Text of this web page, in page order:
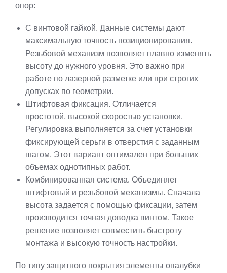
опор:
С винтовой гайкой. Данные системы дают
максимальную точность позиционирования.
Резьбовой механизм позволяет плавно изменять
высоту до нужного уровня. Это важно при
работе по лазерной разметке или при строгих
допусках по геометрии.
Штифтовая фиксация. Отличается
простотой, высокой скоростью установки.
Регулировка выполняется за счет установки
фиксирующей серьги в отверстия с заданным
шагом. Этот вариант оптимален при больших
объемах однотипных работ.
Комбинированная система. Объединяет
штифтовый и резьбовой механизмы. Сначала
высота задается с помощью фиксации, затем
производится точная доводка винтом. Такое
решение позволяет совместить быстроту
монтажа и высокую точность настройки.
По типу защитного покрытия элементы опалубки